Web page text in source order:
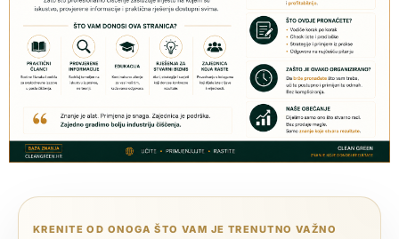
KRENITE OD ONOGA ŠTO VAM JE TRENUTNO VAŽNO